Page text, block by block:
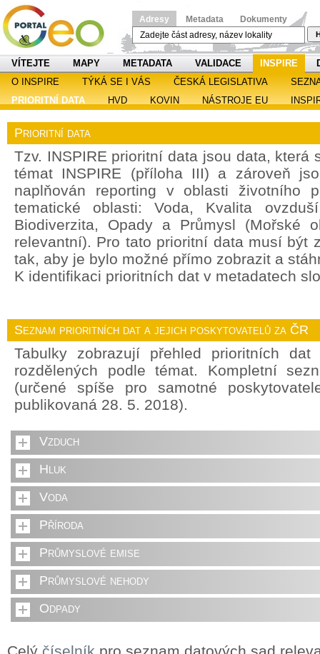
Adresy Metadata Dokumenty
VÍTEJTE MAPY METADATA VALIDACE INSPIRE
O INSPIRE
TÝKÁ SE I VÁS ČESKÁ LEGISLATIVA
PRIORITNÍ DATA
HVD KOVIN NÁSTROJE EU
Prioritní data
Tzv. INSPIRE prioritní data jsou data, která
témat INSPIRE (příloha III) a zároveň
naplňován reporting v oblasti životního
tematické oblasti: Voda, Kvalita
Biodiverzita, Opady a Průmysl (Mořské
relevantní). Pro tato prioritní data musí být
tak, aby je bylo možné přímo zobrazit a
K identifikaci prioritních dat v metadatech
Seznam prioritních dat a jejich poskytovatelů za ČR
Tabulky zobrazují přehled prioritních
rozdělených podle témat. Kompletní
(určené spíše pro samotné
publikovaná 28. 5. 2018).
Vzduch
Hluk
Voda
Příroda
Průmyslové emise
Průmyslové nehody
Odpady